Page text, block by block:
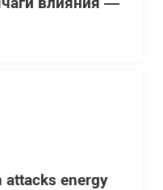
attacks energy